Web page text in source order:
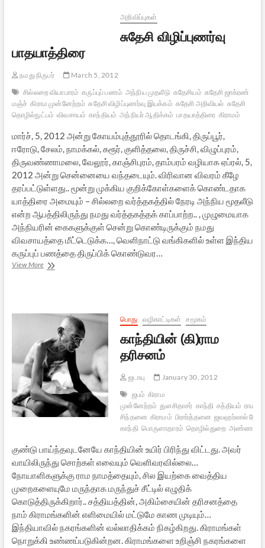
அறிவிப்புகள்
சுதேசி விழிப்புணர்வு
பாதயாத்திரை
நமது நிருபர்
March 5, 2012
சில்லறை வியாபாரம் கருப்புப் பணம் அந்நிய முதலீடு சுதேசியம் சுதேசி ஜாக்ரண்
மஞ்ச் கிராம முன்னேற்றம் சுதேசி விழிப்புணர்வு இயக்கம் சுதேசி அறிவியல் சுதேசி
தொழில்நுட்பம் விவசாயம் காந்தியம் அந்நியர் ஆதிக்கம் பாதயாத்திரை கிராமம்
மார்ச், 5, 2012 அன்று கோயம்புத்தூரில் தொடங்கி, திருப்பூர்,
ஈரோடு, சேலம், நாமக்கல், கரூர், குளித்தலை, திருச்சி, விழுப்புரம்,
திருவண்ணாமலை, வேலூர், காஞ்சிபுரம், தாம்பரம் வழியாக ஏப்ரல், 5,
2012 அன்று சென்னையை வந்தடையும். விரிவான விவரம் கீழே
தரப்பட்டுள்ளது.. மூன்று முக்கிய குறிக்கோள்களைக் கொண்டதாக
யாத்திரை அமையும் – சில்லறை வர்த்தகத்தில் நேரடி அந்நிய மூதலீடு
என்ற ஆபத்திலிருந்து நமது வர்த்தகத்தக் காப்பாற்ற.. , முழுமையாக
அந்நியரின் கைகளுக்குள் சென்று கொண்டிருக்கும் நமது
விவசாயத்தை மீட்டெடுக்க…, வெளிநாட்டு வங்கிகளில் உள்ள இந்திய
கருப்புப் பணத்தை திருப்பிக் கொண்டுவர…
View Moreசுதேசி
பொது வழிகாட்டிகள் சமூகம்
காந்தியின் (கி)ராம
தரிசனம்
ஜடாயு
January 30, 2012
ஜபம் கிராம
முன்னேற்றம் துளசிதாசர் காந்தி சத்தியம்
சிந்தனை கிராமம் பிரார்த்தனை ஜவஹர்லால் நேரு
காந்தி பொருளாதாரம் தொழில்துறை அண்ணா
குண்டு பாய்ந்தவுடனேயே காந்தியின் உயிர் பிரிந்து விட்டது. அவர்
வாயிலிருந்து சொற்கள் எவையும் வெளிவரவில்லை…
நோயாளிகளுக்கு ராம நாமத்தையும், சில இயற்கை வைத்திய
முறைகளையுமே மருந்தாக மருந்துச் சீட்டில் எழுதிக்
கொடுத்திருக்கிறார்.. சத்தியத்தின், அகிம்சையின் தரிசனத்தை
நாம் கிராமங்களின் எளிமையில் மட்டுமே காண முடியும்…
இந்தியாவில் நகரங்களின் வல்லாதிக்கம் நிகழ்கிறது. கிராமங்கள்
நொறுக்கி உண்ணப்படுகின்றன. கிராமங்களை உறிஞ்சி நகரங்களை